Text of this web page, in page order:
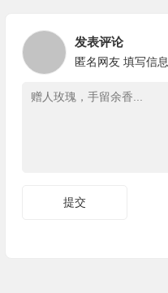
发表评论
匿名网友 填写信息